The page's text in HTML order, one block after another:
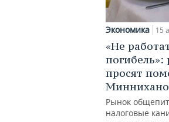
Экономика 15
«Не
погибель»:
просят
Рынок
налоговые